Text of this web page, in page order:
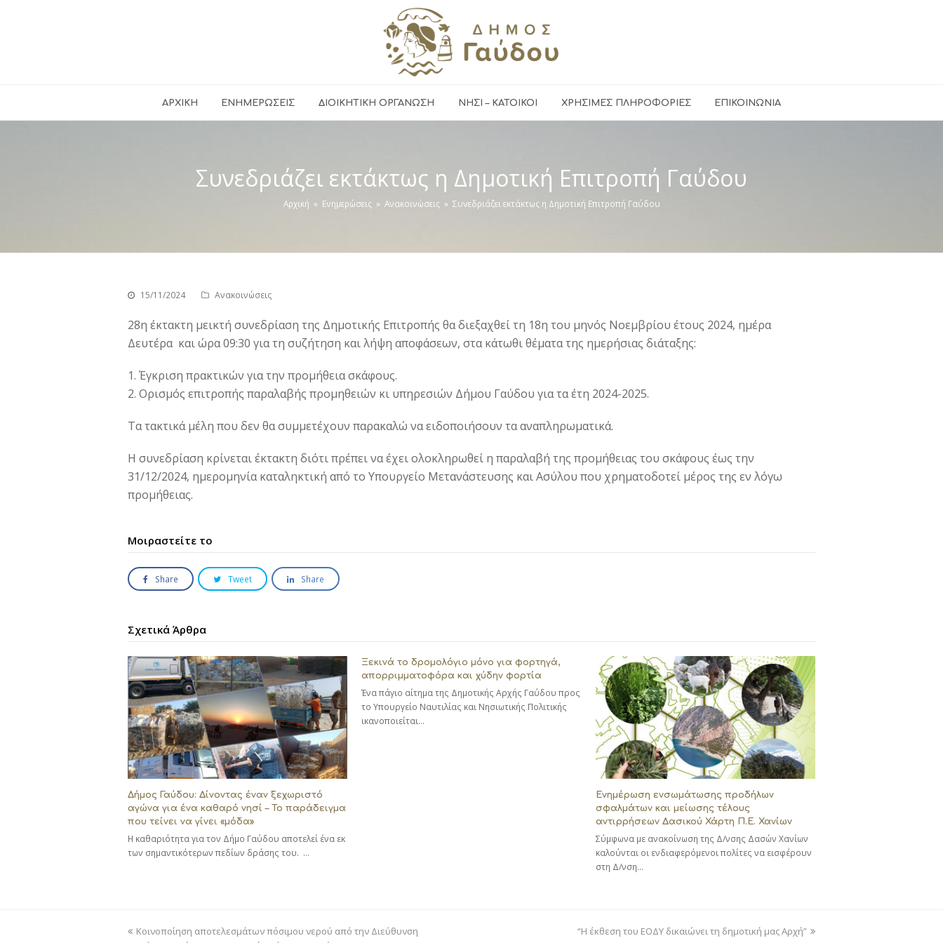
ΑΡΧΙΚΉ ΕΝΗΜΕΡΏΣΕΙΣ ΔΙΟΙΚΗΤΙΚΗ ΟΡΓΑΝΩΣΗ ΝΗΣΙ – ΚΑΤΟΙΚΟΙ ΧΡΉΣΙΜΕΣ ΠΛΗΡΟΦΟΡΊΕΣ ΕΠΙΚΟΙΝΩΝΊΑ
Συνεδριάζει εκτάκτως η Δημοτική Επιτροπή Γαύδου
Αρχική » Ενημερώσεις » Ανακοινώσεις » Συνεδριάζει εκτάκτως η Δημοτική Επιτροπή Γαύδου
15/11/2024 Ανακοινώσεις
28η έκτακτη μεικτή συνεδρίαση της Δημοτικής Επιτροπής θα διεξαχθεί τη 18η του μηνός Νοεμβρίου έτους 2024, ημέρα
Δευτέρα και ώρα 09:30 για τη συζήτηση και λήψη αποφάσεων, στα κάτωθι θέματα της ημερήσιας διάταξης:
1. Έγκριση πρακτικών για την προμήθεια σκάφους.
2. Ορισμός επιτροπής παραλαβής προμηθειών κι υπηρεσιών Δήμου Γαύδου για τα έτη 2024-2025.
Τα τακτικά μέλη που δεν θα συμμετέχουν παρακαλώ να ειδοποιήσουν τα αναπληρωματικά.
H συνεδρίαση κρίνεται έκτακτη διότι πρέπει να έχει ολοκληρωθεί η παραλαβή της προμήθειας του σκάφους έως την
31/12/2024, ημερομηνία καταληκτική από το Υπουργείο Μετανάστευσης και Ασύλου που χρηματοδοτεί μέρος της εν λόγω
προμήθειας.
Μοιραστείτε το
Share Tweet Share
Σχετικά Άρθρα
Δήμος Γαύδου: Δίνοντας έναν ξεχωριστό
αγώνα για ένα καθαρό νησί – Το παράδειγμα
που τείνει να γίνει «μόδα»
Η καθαριότητα για τον Δήμο Γαύδου αποτελεί ένα εκ
των σημαντικότερων πεδίων δράσης του. …
Ξεκινά το δρομολόγιο μόνο για φορτηγά,
απορριμματοφόρα και χύδην φορτία
Ένα πάγιο αίτημα της Δημοτικής Αρχής Γαύδου προς
το Υπουργείο Ναυτιλίας και Νησιωτικής Πολιτικής
ικανοποιείται…
Ενημέρωση ενσωμάτωσης προδήλων
σφαλμάτων και μείωσης τέλους
αντιρρήσεων Δασικού Χάρτη Π.Ε. Χανίων
Σύμφωνα με ανακοίνωση της Δ/νσης Δασών Χανίων
καλούνται οι ενδιαφερόμενοι πολίτες να εισφέρουν
στη Δ/νση…
previous
Κοινοποίηση αποτελεσμάτων πόσιμου νερού από την Διεύθυνση
next
“Η έκθεση του ΕΟΔΥ δικαιώνει τη δημοτική μας Αρχή”